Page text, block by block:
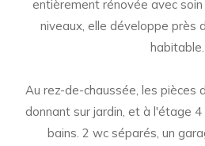
entièrement rénovée avec
niveaux, elle développe près
habitable.
Au rez-de-chaussée, les pièces
donnant sur jardin, et à l'étage
bains. 2 wc séparés, un